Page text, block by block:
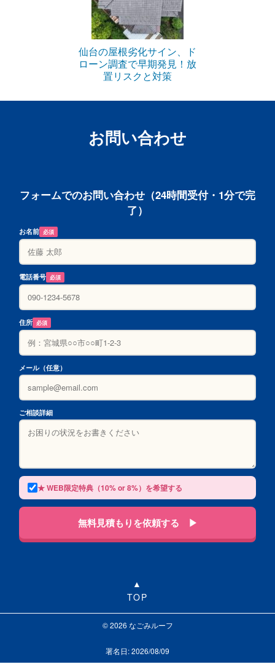
仙台の屋根劣化サイン、ド
ローン調査で早期発見！放
置リスクと対策
お問い合わせ
フォームでのお問い合わせ（24時間受付・1分で完
了）
お名前 必須
電話番号 必須
住所 必須
メール（任意）
ご相談詳細
★ WEB限定特典（10% or 8%）を希望する
無料見積もりを依頼する ▶
TOP
© 2026 なごみルーフ
署名日: 2026/08/09